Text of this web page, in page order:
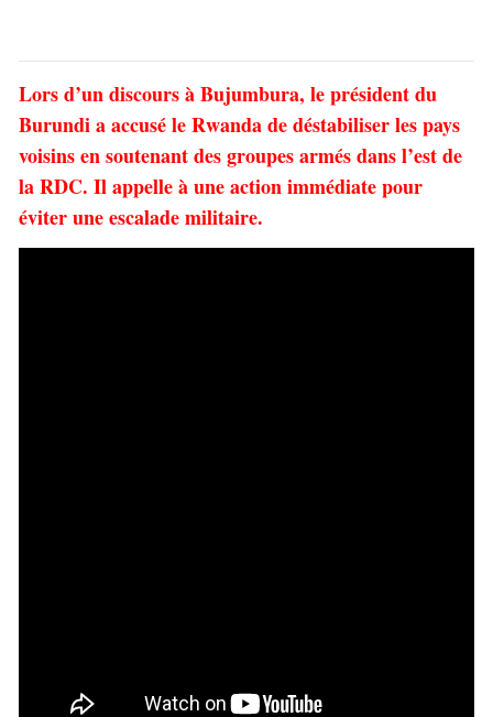
Lors d’un discours à Bujumbura, le président du
Burundi a accusé le Rwanda de déstabiliser les pays
voisins en soutenant des groupes armés dans l’est de
la RDC. Il appelle à une action immédiate pour
éviter une escalade militaire.